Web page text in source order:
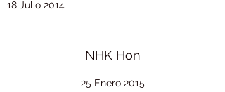
18 Julio 2014
NHK Hon
25 Enero 2015